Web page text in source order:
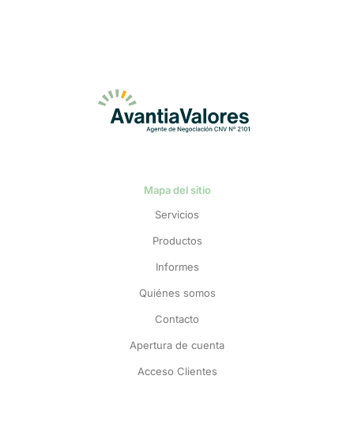
Mapa del sitio
Servicios
Productos
Informes
Quiénes somos
Contacto
Apertura de cuenta
Acceso Clientes